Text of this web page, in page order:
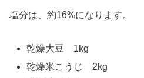
塩分は、約16%になります。
乾燥大豆 1kg
乾燥米こうじ 2kg